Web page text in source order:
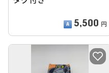
5,500 円